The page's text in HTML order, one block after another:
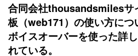
合同会社thousandsmilesサ
板（web171）の使い方に
ボイスオーバーを使った詳
れている。